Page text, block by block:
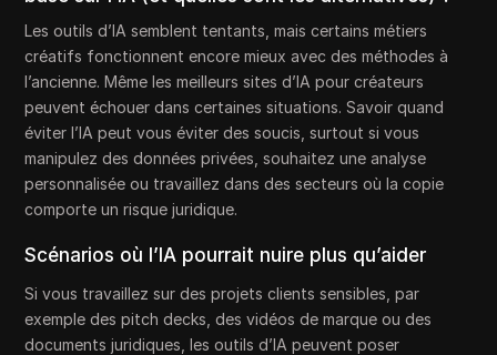
Les outils d’IA semblent tentants, mais certains métiers
créatifs fonctionnent encore mieux avec des méthodes à
l’ancienne. Même les meilleurs sites d’IA pour créateurs
peuvent échouer dans certaines situations. Savoir quand
éviter l’IA peut vous éviter des soucis, surtout si vous
manipulez des données privées, souhaitez une analyse
personnalisée ou travaillez dans des secteurs où la copie
comporte un risque juridique.
Scénarios où l’IA pourrait nuire plus qu’aider
Si vous travaillez sur des projets clients sensibles, par
exemple des pitch decks, des vidéos de marque ou des
documents juridiques, les outils d’IA peuvent poser